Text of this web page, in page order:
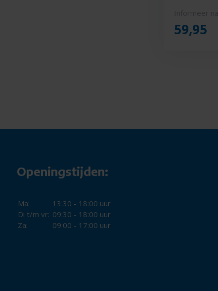
59,95
Openingstijden:
Ma:
13:30 - 18:00 uur
Di t/m vr: 09:30 - 18:00 uur
Za:
09:00 - 17:00 uur